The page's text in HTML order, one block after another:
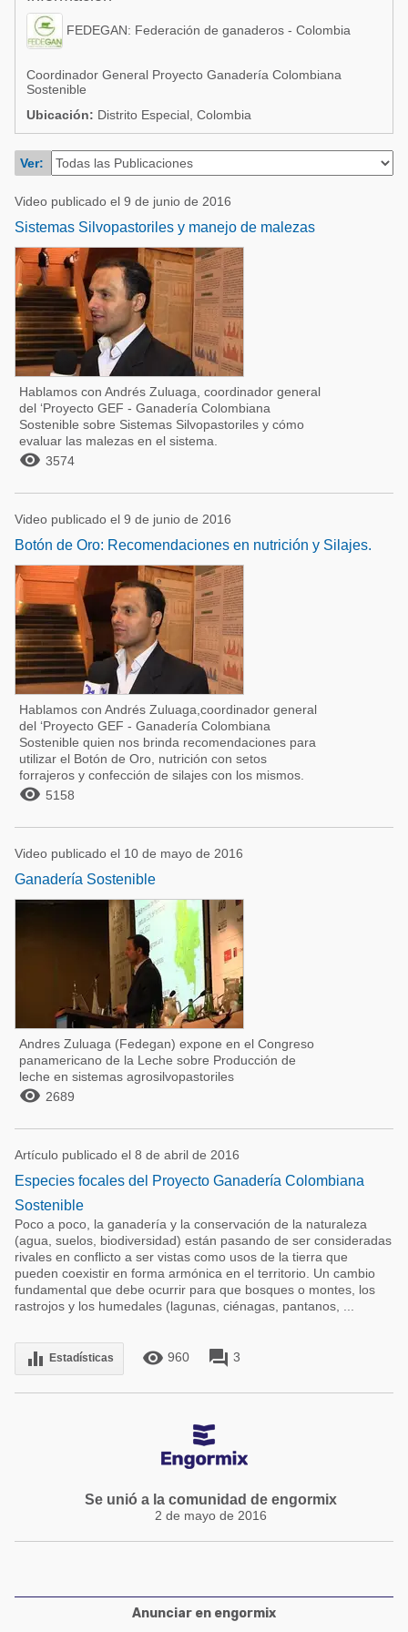
Acuacultura
Micotoxinas
Avicultura
Porcicultura
Lechería
Balanceados - Piensos
Comunidades en portugués
Avicultura
Porcicultura
Ganadería
FEDEGAN: Federación de ganaderos - Colombia
Coordinador General Proyecto Ganadería Colombiana
Sostenible
Ubicación: Distrito Especial, Colombia
Ver:
Video publicado el 9 de junio de 2016
Sistemas Silvopastoriles y manejo de malezas
Hablamos con Andrés Zuluaga, coordinador general
del ‘Proyecto GEF - Ganadería Colombiana
Sostenible sobre Sistemas Silvopastoriles y cómo
evaluar las malezas en el sistema.
 3574
Video publicado el 9 de junio de 2016
Botón de Oro: Recomendaciones en nutrición y Silajes.
Hablamos con Andrés Zuluaga,coordinador general
del ‘Proyecto GEF - Ganadería Colombiana
Sostenible quien nos brinda recomendaciones para
utilizar el Botón de Oro, nutrición con setos
forrajeros y confección de silajes con los mismos.
 5158
Video publicado el 10 de mayo de 2016
Ganadería Sostenible
Andres Zuluaga (Fedegan) expone en el Congreso
panamericano de la Leche sobre Producción de
leche en sistemas agrosilvopastoriles
 2689
Artículo publicado el 8 de abril de 2016
Especies focales del Proyecto Ganadería Colombiana
Sostenible
Poco a poco, la ganadería y la conservación de la naturaleza
(agua, suelos, biodiversidad) están pasando de ser consideradas
rivales en conflicto a ser vistas como usos de la tierra que
pueden coexistir en forma armónica en el territorio. Un cambio
fundamental que debe ocurrir para que bosques o montes, los
rastrojos y los humedales (lagunas, ciénagas, pantanos, ...
equalizer Estadísticas remove_red_eye 960 forum 3
Se unió a la comunidad de engormix
2 de mayo de 2016
Anunciar en engormix